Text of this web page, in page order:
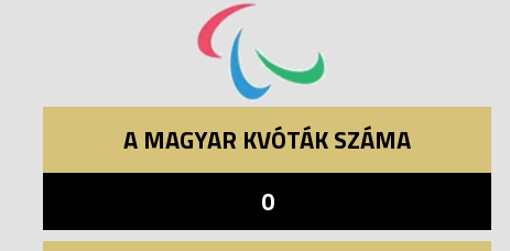
A MAGYAR KVÓTÁK SZÁMA
0